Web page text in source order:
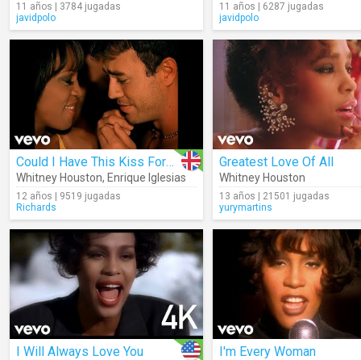
11 años | 3784 jugadas
javidpolo
11 años | 6287 jugadas
javidpolo
Could I Have This Kiss Forever
Whitney Houston, Enrique Iglesias
12 años | 9519 jugadas
Richards
Greatest Love Of All
Whitney Houston
13 años | 21501 jugadas
yurymartins
I Will Always Love You I'm Every Woman